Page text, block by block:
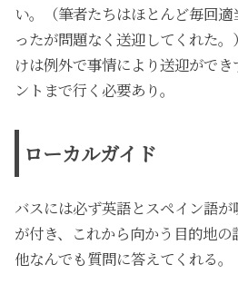
い。（筆者たちはほとんど毎回
ったが問題なく送迎してくれた
けは例外で事情により送迎ができ
ントまで行く必要あり。
ローカルガイド
バスには必ず英語とスペイン語
が付き、これから向かう目的地
他なんでも質問に答えてくれる。